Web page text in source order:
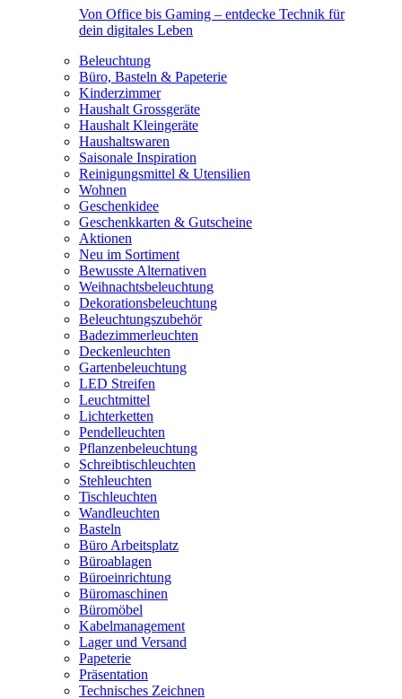
Von Office bis Gaming – entdecke Technik für
dein digitales Leben
Beleuchtung
Büro, Basteln & Papeterie
Kinderzimmer
Haushalt Grossgeräte
Haushalt Kleingeräte
Haushaltswaren
Saisonale Inspiration
Reinigungsmittel & Utensilien
Wohnen
Geschenkidee
Geschenkkarten & Gutscheine
Aktionen
Neu im Sortiment
Bewusste Alternativen
Weihnachtsbeleuchtung
Dekorationsbeleuchtung
Beleuchtungszubehör
Badezimmerleuchten
Deckenleuchten
Gartenbeleuchtung
LED Streifen
Leuchtmittel
Lichterketten
Pendelleuchten
Pflanzenbeleuchtung
Schreibtischleuchten
Stehleuchten
Tischleuchten
Wandleuchten
Basteln
Büro Arbeitsplatz
Büroablagen
Büroeinrichtung
Büromaschinen
Büromöbel
Kabelmanagement
Lager und Versand
Papeterie
Präsentation
Technisches Zeichnen